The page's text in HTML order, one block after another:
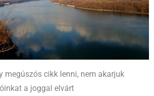
megúszós cikk lenni, nem akarjuk
a joggal elvárt